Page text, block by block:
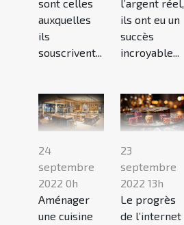
sont celles
auxquelles
ils
souscrivent...
l’argent réel,
ils ont eu un
succès
incroyable...
24
septembre
2022 0h
Aménager
une cuisine
23
septembre
2022 13h
Le progrès
de l’internet